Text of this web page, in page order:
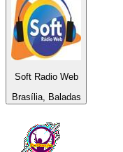
Soft Radio Web
Brasília, Baladas